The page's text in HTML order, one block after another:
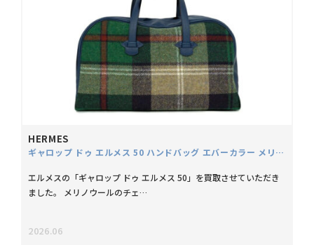
HERMES
ギャロップ ドゥ エルメス 50 ハンドバッグ エバーカラー メリノウール ツイード Z刻
エルメスの「ギャロップ ドゥ エルメス 50」を買取させていただき
ました。 メリノウールのチェ…
2026.06